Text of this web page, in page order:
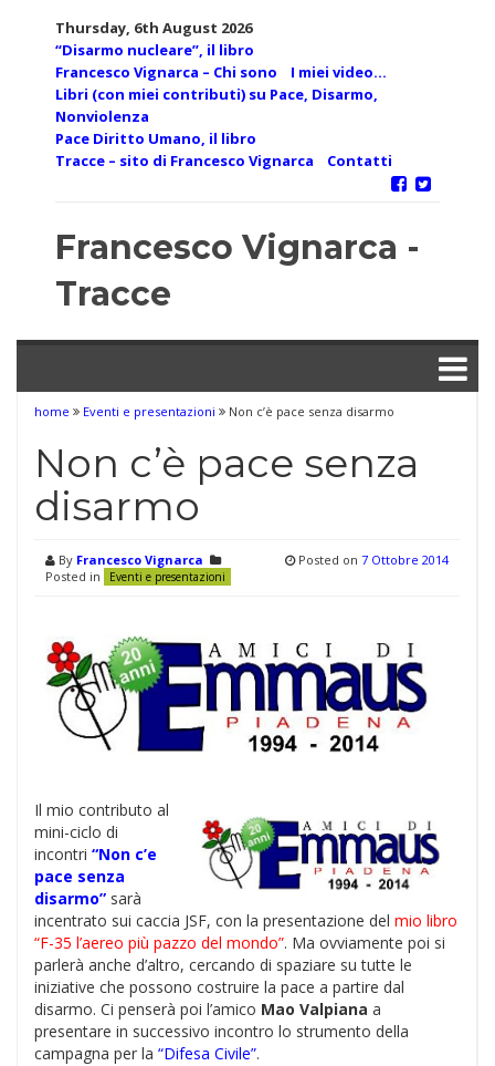
Thursday, 6th August 2026
“Disarmo nucleare”, il libro
Francesco Vignarca – Chi sono
I miei video…
Libri (con miei contributi) su Pace, Disarmo,
Nonviolenza
Pace Diritto Umano, il libro
Tracce – sito di Francesco Vignarca
Contatti
Francesco Vignarca -
Tracce
home Eventi e presentazioni Non c’è pace senza disarmo
Non c’è pace senza
disarmo
By Francesco Vignarca
Posted in
Eventi e presentazioni
Posted on 7 Ottobre 2014
Il mio contributo al
mini-ciclo di
incontri “Non c’e
pace senza
disarmo” sarà
incentrato sui caccia JSF, con la presentazione del mio libro
“F-35 l’aereo più pazzo del mondo”. Ma ovviamente poi si
parlerà anche d’altro, cercando di spaziare su tutte le
iniziative che possono costruire la pace a partire dal
disarmo. Ci penserà poi l’amico Mao Valpiana a
presentare in successivo incontro lo strumento della
campagna per la “Difesa Civile”.